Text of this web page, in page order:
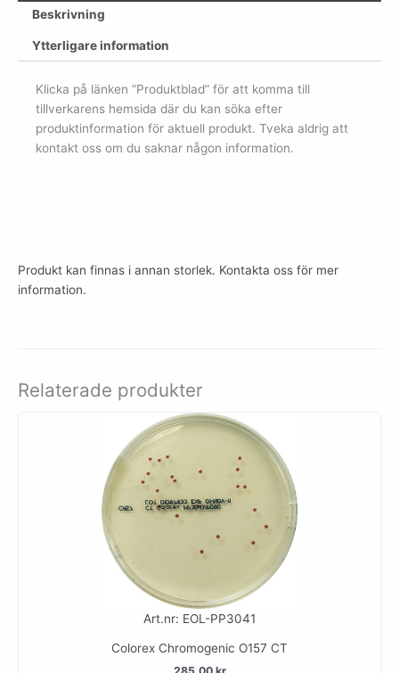
Beskrivning
Ytterligare information
Klicka på länken ”Produktblad” för att komma till
tillverkarens hemsida där du kan söka efter
produktinformation för aktuell produkt. Tveka aldrig att
kontakt oss om du saknar någon information.
Produkt kan finnas i annan storlek. Kontakta oss för mer
information.
Relaterade produkter
Art.nr: EOL-PP3041
Colorex Chromogenic O157 CT